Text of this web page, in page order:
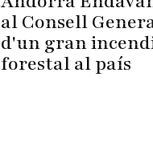
al Consell
d'un gran
forestal al país